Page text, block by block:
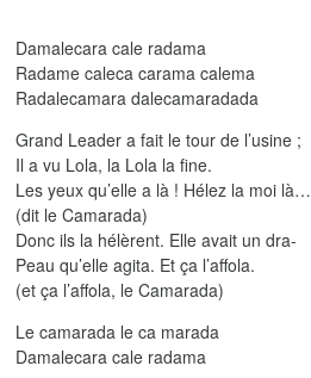
Damalecara cale radama
Radame caleca carama calema
Radalecamara dalecamaradada
Grand Leader a fait le tour de l’usine ;
Il a vu Lola, la Lola la fine.
Les yeux qu’elle a là ! Hélez la moi là…
(dit le Camarada)
Donc ils la hélèrent. Elle avait un dra-
Peau qu’elle agita. Et ça l’affola.
(et ça l’affola, le Camarada)
Le camarada le ca marada
Damalecara cale radama